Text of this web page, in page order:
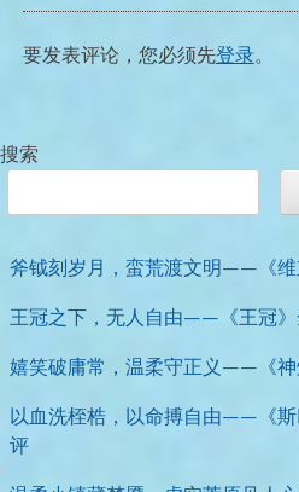
要发表评论，您必须先登录。
搜索
斧钺刻岁月，蛮荒渡文明——《维
王冠之下，无人自由——《王冠》
嬉笑破庸常，温柔守正义——《神
以血洗桎梏，以命搏自由——《
评